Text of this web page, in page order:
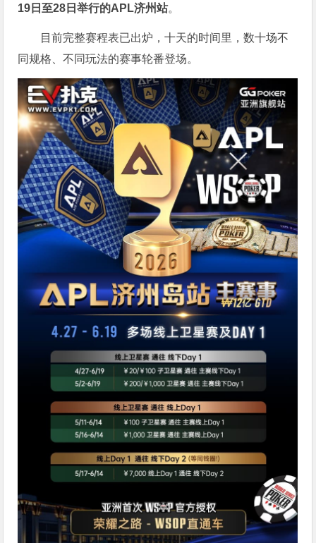
19 日至28 日举行的APL济州站。
目前完整赛程表已出炉，十天的时间里，数十场不
同规格、不同玩法的赛事轮番登场。